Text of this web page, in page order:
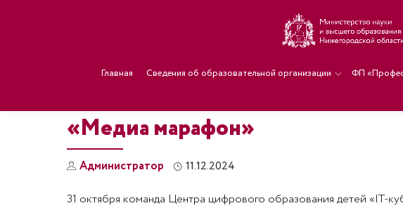
Главная Сведения об образовательной организации ФП
«Медиа марафон»
Администратор 11.12.2024
31 октября команда Центра цифрового образования детей «IT-